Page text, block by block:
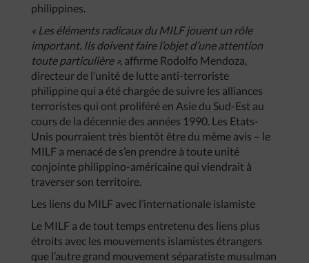
philippines.
« Les éléments radicaux du MILF jouent un rôle
important. Ils doivent faire l’objet d’une attention
toute particulière », affirme Rodolfo Mendoza,
directeur de l’unité de lutte anti-terroriste
philippine qui a été chargée de suivre les alliances
terroristes qui ont proliféré en Asie du Sud-Est au
cours de la décennie des années 1990. Les Etats-
Unis pourraient très bientôt être du même avis – le
MILF a menacé de s’en prendre à toute unité
conjointe philippino-américaine qui viendrait à
traverser son territoire.
Les liens du MILF avec l’internationale islamiste
Le MILF a de tout temps entretenu des liens plus
étroits avec les mouvements islamistes étrangers
que l’autre grand mouvement séparatiste musulman